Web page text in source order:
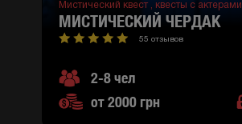
Мистический квест , квесты с актерами
МИСТИЧЕСКИЙ ЧЕРДАК
55 отзывов
2-8 чел
от 2000 грн